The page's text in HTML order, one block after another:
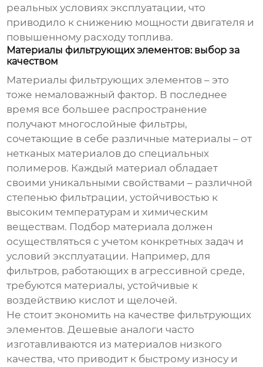
реальных условиях эксплуатации, что
приводило к снижению мощности двигателя и
повышенному расходу топлива.
Материалы фильтрующих элементов: выбор за
качеством
Материалы фильтрующих элементов – это
тоже немаловажный фактор. В последнее
время все большее распространение
получают многослойные фильтры,
сочетающие в себе различные материалы – от
нетканых материалов до специальных
полимеров. Каждый материал обладает
своими уникальными свойствами – различной
степенью фильтрации, устойчивостью к
высоким температурам и химическим
веществам. Подбор материала должен
осуществляться с учетом конкретных задач и
условий эксплуатации. Например, для
фильтров, работающих в агрессивной среде,
требуются материалы, устойчивые к
воздействию кислот и щелочей.
Не стоит экономить на качестве фильтрующих
элементов. Дешевые аналоги часто
изготавливаются из материалов низкого
качества, что приводит к быстрому износу и